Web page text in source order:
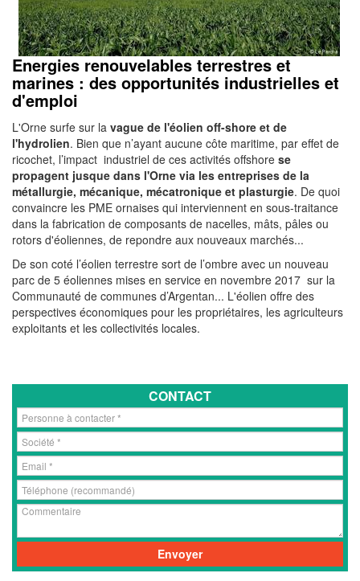
Energies renouvelables terrestres et
marines : des opportunités industrielles et
d'emploi
L'Orne surfe sur la vague de l'éolien off-shore et de
l'hydrolien. Bien que n’ayant aucune côte maritime, par effet de
ricochet, l’impact industriel de ces activités offshore se
propagent jusque dans l'Orne via les entreprises de la
métallurgie, mécanique, mécatronique et plasturgie. De quoi
convaincre les PME ornaises qui interviennent en sous-traitance
dans la fabrication de composants de nacelles, mâts, pâles ou
rotors d'éoliennes, de repondre aux nouveaux marchés...
De son coté l’éolien terrestre sort de l’ombre avec un nouveau
parc de 5 éoliennes mises en service en novembre 2017 sur la
Communauté de communes d’Argentan... L'éolien offre des
perspectives économiques pour les propriétaires, les agriculteurs
exploitants et les collectivités locales.
CONTACT